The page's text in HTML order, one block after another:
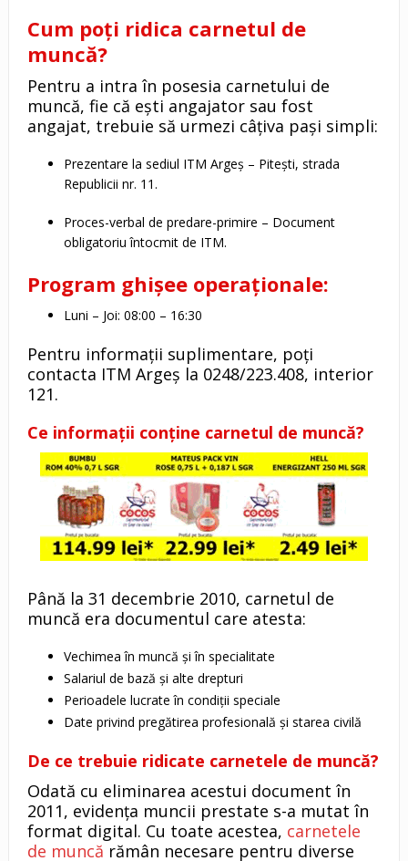
Cum poți ridica carnetul de
muncă?
Pentru a intra în posesia carnetului de
muncă, fie că ești angajator sau fost
angajat, trebuie să urmezi câțiva pași simpli:
Prezentare la sediul ITM Argeș – Pitești, strada
Republicii nr. 11.
Proces-verbal de predare-primire – Document
obligatoriu întocmit de ITM.
Program ghișee operaționale:
Luni – Joi: 08:00 – 16:30
Pentru informații suplimentare, poți
contacta ITM Argeș la 0248/223.408, interior
121.
Ce informații conține carnetul de muncă?
Până la 31 decembrie 2010, carnetul de
muncă era documentul care atesta:
Vechimea în muncă și în specialitate
Salariul de bază și alte drepturi
Perioadele lucrate în condiții speciale
Date privind pregătirea profesională și starea civilă
De ce trebuie ridicate carnetele de muncă?
Odată cu eliminarea acestui document în
2011, evidența muncii prestate s-a mutat în
format digital. Cu toate acestea, carnetele
de muncă rămân necesare pentru diverse